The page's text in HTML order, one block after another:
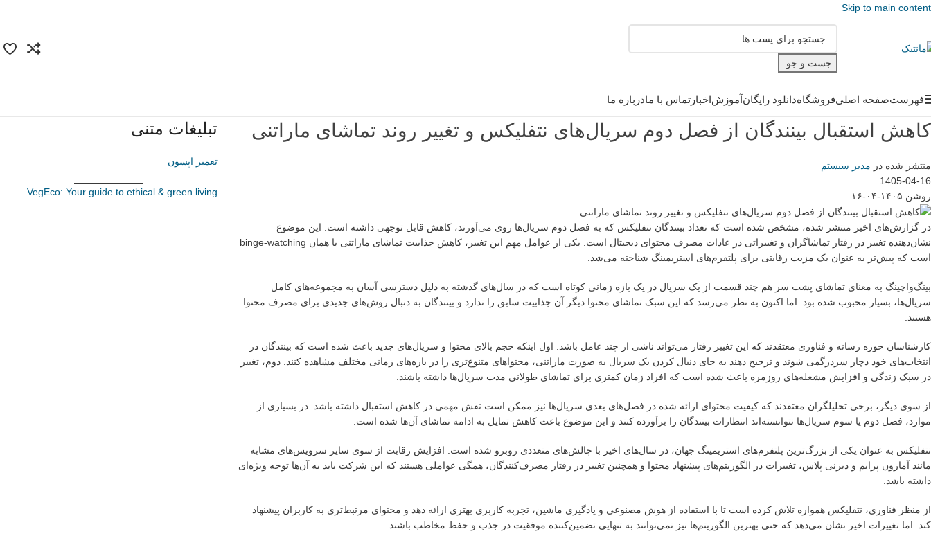
Skip to main content
جست و جو
فهرستصفحه اصلیفروشگاهدانلود رایگانآموزشاخبار تماس با مادرباره ما
کاهش استقبال بینندگان از فصل دوم سریال‌های نتفلیکس و تغییر روند تماشای ماراتنی
منتشر شده در مدیر سیستم
1405-04-16
روشن ۱۴۰۵-۰۴-۱۶
در گزارش‌های اخیر منتشر شده، مشخص شده است که تعداد بینندگان نتفلیکس که به فصل دوم سریال‌ها روی می‌آورند، کاهش قابل توجهی داشته است. این موضوع
نشان‌دهنده تغییر در رفتار تماشاگران و تغییراتی در عادات مصرف محتوای دیجیتال است. یکی از عوامل مهم این تغییر، کاهش جذابیت تماشای ماراتنی یا همان binge-watching
است که پیش‌تر به عنوان یک مزیت رقابتی برای پلتفرم‌های استریمینگ شناخته می‌شد.
بینگ‌واچینگ به معنای تماشای پشت سر هم چند قسمت از یک سریال در یک بازه زمانی کوتاه است که در سال‌های گذشته به دلیل دسترسی آسان به مجموعه‌های کامل
سریال‌ها، بسیار محبوب شده بود. اما اکنون به نظر می‌رسد که این سبک تماشای محتوا دیگر آن جذابیت سابق را ندارد و بینندگان به دنبال روش‌های جدیدی برای مصرف محتوا
هستند.
کارشناسان حوزه رسانه و فناوری معتقدند که این تغییر رفتار می‌تواند ناشی از چند عامل باشد. اول اینکه حجم بالای محتوا و سریال‌های جدید باعث شده است که بینندگان در
انتخاب‌های خود دچار سردرگمی شوند و ترجیح دهند به جای دنبال کردن یک سریال به صورت ماراتنی، محتواهای متنوع‌تری را در بازه‌های زمانی مختلف مشاهده کنند. دوم، تغییر
در سبک زندگی و افزایش مشغله‌های روزمره باعث شده است که افراد زمان کمتری برای تماشای طولانی مدت سریال‌ها داشته باشند.
از سوی دیگر، برخی تحلیلگران معتقدند که کیفیت محتوای ارائه شده در فصل‌های بعدی سریال‌ها نیز ممکن است نقش مهمی در کاهش استقبال داشته باشد. در بسیاری از
موارد، فصل دوم یا سوم سریال‌ها نتوانسته‌اند انتظارات بینندگان را برآورده کنند و این موضوع باعث کاهش تمایل به ادامه تماشای آن‌ها شده است.
نتفلیکس به عنوان یکی از بزرگ‌ترین پلتفرم‌های استریمینگ جهان، در سال‌های اخیر با چالش‌های متعددی روبرو شده است. افزایش رقابت از سوی سایر سرویس‌های مشابه
مانند آمازون پرایم و دیزنی پلاس، تغییرات در الگوریتم‌های پیشنهاد محتوا و همچنین تغییر در رفتار مصرف‌کنندگان، همگی عواملی هستند که این شرکت باید به آن‌ها توجه ویژه‌ای
داشته باشد.
از منظر فناوری، نتفلیکس همواره تلاش کرده است تا با استفاده از هوش مصنوعی و یادگیری ماشین، تجربه کاربری بهتری ارائه دهد و محتوای مرتبط‌تری به کاربران پیشنهاد
کند. اما تغییرات اخیر نشان می‌دهد که حتی بهترین الگوریتم‌ها نیز نمی‌توانند به تنهایی تضمین‌کننده موفقیت در جذب و حفظ مخاطب باشند.
تبلیغات متنی
تعمیر اپسون
VegEco: Your guide to ethical & green living